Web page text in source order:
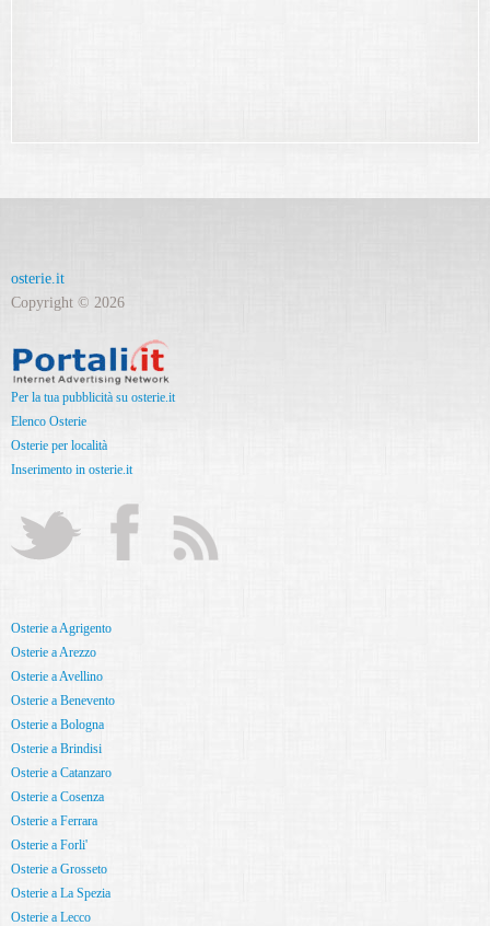
osterie.it
Copyright © 2026
Per la tua pubblicità su osterie.it
Elenco Osterie
Osterie per località
Inserimento in osterie.it
Osterie a Agrigento
Osterie a Arezzo
Osterie a Avellino
Osterie a Benevento
Osterie a Bologna
Osterie a Brindisi
Osterie a Catanzaro
Osterie a Cosenza
Osterie a Ferrara
Osterie a Forli'
Osterie a Grosseto
Osterie a La Spezia
Osterie a Lecco